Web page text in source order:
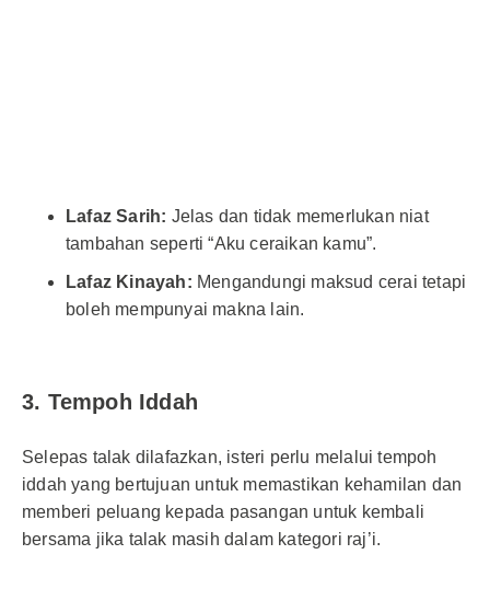
Lafaz Sarih: Jelas dan tidak memerlukan niat
tambahan seperti “Aku ceraikan kamu”.
Lafaz Kinayah: Mengandungi maksud cerai tetapi
boleh mempunyai makna lain.
3. Tempoh Iddah
Selepas talak dilafazkan, isteri perlu melalui tempoh
iddah yang bertujuan untuk memastikan kehamilan dan
memberi peluang kepada pasangan untuk kembali
bersama jika talak masih dalam kategori raj’i.